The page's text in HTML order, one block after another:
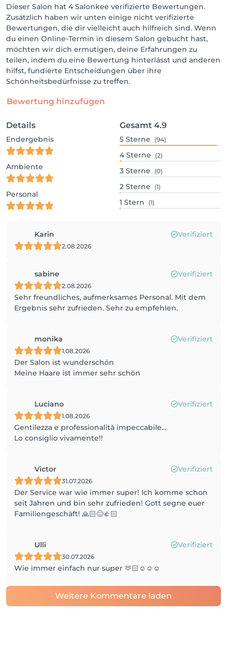
Dieser Salon hat 4 Salonkee verifizierte Bewertungen.
Zusätzlich haben wir unten einige nicht verifizierte
Bewertungen, die dir vielleicht auch hilfreich sind. Wenn
du einen Online-Termin in diesem Salon gebucht hast,
möchten wir dich ermutigen, deine Erfahrungen zu
teilen, indem du eine Bewertung hinterlässt und anderen
hilfst, fundierte Entscheidungen über ihre
Schönheitsbedürfnisse zu treffen.
Bewertung hinzufügen
Details
Endergebnis
Ambiente
Personal
Gesamt 4.9
5 Sterne (94)
4 Sterne (2)
3 Sterne (0)
2 Sterne (1)
1 Stern (1)
Karin Verifiziert
2.08.2026
sabine Verifiziert
2.08.2026
Sehr freundliches, aufmerksames Personal. Mit dem
Ergebnis sehr zufrieden. Sehr zu empfehlen.
monika Verifiziert
1.08.2026
Der Salon ist wunderschön
Meine Haare ist immer sehr schön
Luciano Verifiziert
1.08.2026
Gentilezza e professionalità impeccabile...
Lo consiglio vivamente!!
Victor Verifiziert
31.07.2026
Der Service war wie immer super! Ich komme schon
seit Jahren und bin sehr zufrieden! Gott segne euer
Familiengeschäft! 🙏🏻😊👍🏻
Ulli Verifiziert
30.07.2026
Wie immer einfach nur super 🫶🏻☺️☺️☺️
Weitere Kommentare laden